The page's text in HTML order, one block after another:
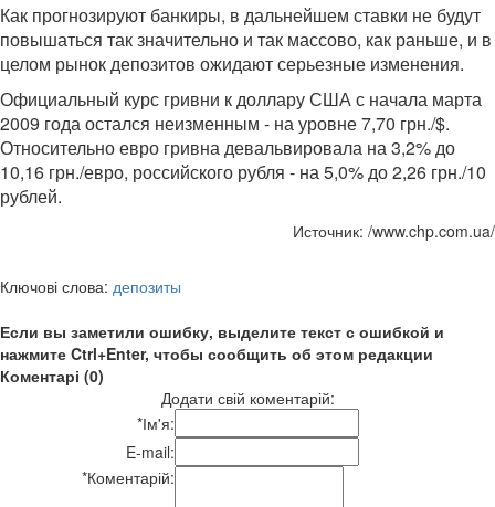
Как прогнозируют банкиры, в дальнейшем ставки не будут
повышаться так значительно и так массово, как раньше, и в
целом рынок депозитов ожидают серьезные изменения.
Официальный курс гривни к доллару США с начала марта
2009 года остался неизменным - на уровне 7,70 грн./$.
Относительно евро гривна девальвировала на 3,2% до
10,16 грн./евро, российского рубля - на 5,0% до 2,26 грн./10
рублей.
Источник: /www.chp.com.ua/
Ключові слова: депозиты
Если вы заметили ошибку, выделите текст с ошибкой и
нажмите Ctrl+Enter, чтобы сообщить об этом редакции
Коментарі (0)
Додати свій коментарій:
*Ім'я:
E-mail:
*Коментарій: